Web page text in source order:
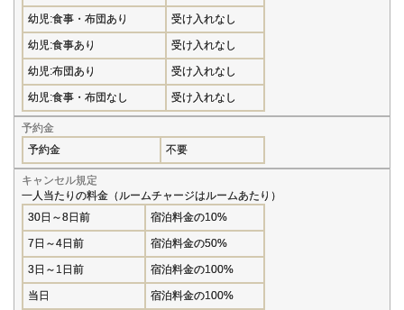
幼児:食事・布団あり 受け入れなし
幼児:食事あり 受け入れなし
幼児:布団あり 受け入れなし
幼児:食事・布団なし 受け入れなし
予約金
予約金
不要
キャンセル規定
一人当たりの料金（ルームチャージはルームあたり）
30日～8日前
宿泊料金の10%
7日～4日前 宿泊料金の50%
3日～1日前 宿泊料金の100%
当日 宿泊料金の100%